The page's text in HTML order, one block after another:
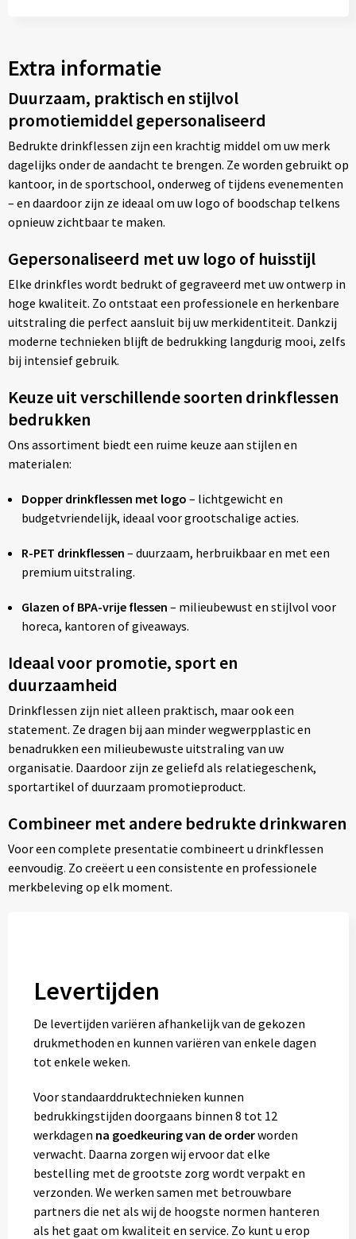
Extra informatie
Duurzaam, praktisch en stijlvol
promotiemiddel gepersonaliseerd
Bedrukte drinkflessen zijn een krachtig middel om uw merk
dagelijks onder de aandacht te brengen. Ze worden gebruikt op
kantoor, in de sportschool, onderweg of tijdens evenementen
– en daardoor zijn ze ideaal om uw logo of boodschap telkens
opnieuw zichtbaar te maken.
Gepersonaliseerd met uw logo of huisstijl
Elke drinkfles wordt bedrukt of gegraveerd met uw ontwerp in
hoge kwaliteit. Zo ontstaat een professionele en herkenbare
uitstraling die perfect aansluit bij uw merkidentiteit. Dankzij
moderne technieken blijft de bedrukking langdurig mooi, zelfs
bij intensief gebruik.
Keuze uit verschillende soorten drinkflessen
bedrukken
Ons assortiment biedt een ruime keuze aan stijlen en
materialen:
Dopper drinkflessen met logo – lichtgewicht en
budgetvriendelijk, ideaal voor grootschalige acties.
R-PET drinkflessen – duurzaam, herbruikbaar en met een
premium uitstraling.
Glazen of BPA-vrije flessen – milieubewust en stijlvol voor
horeca, kantoren of giveaways.
Ideaal voor promotie, sport en
duurzaamheid
Drinkflessen zijn niet alleen praktisch, maar ook een
statement. Ze dragen bij aan minder wegwerpplastic en
benadrukken een milieubewuste uitstraling van uw
organisatie. Daardoor zijn ze geliefd als relatiegeschenk,
sportartikel of duurzaam promotieproduct.
Combineer met andere bedrukte drinkwaren
Voor een complete presentatie combineert u drinkflessen
eenvoudig. Zo creëert u een consistente en professionele
merkbeleving op elk moment.
Levertijden
De levertijden variëren afhankelijk van de gekozen
drukmethoden en kunnen variëren van enkele dagen
tot enkele weken.
Voor standaarddruktechnieken kunnen
bedrukkingstijden doorgaans binnen 8 tot 12
werkdagen na goedkeuring van de orderworden
verwacht. Daarna zorgen wij ervoor dat elke
bestelling met de grootste zorg wordt verpakt en
verzonden. We werken samen met betrouwbare
partners die net als wij de hoogste normen hanteren
als het gaat om kwaliteit en service. Zo kunt u erop